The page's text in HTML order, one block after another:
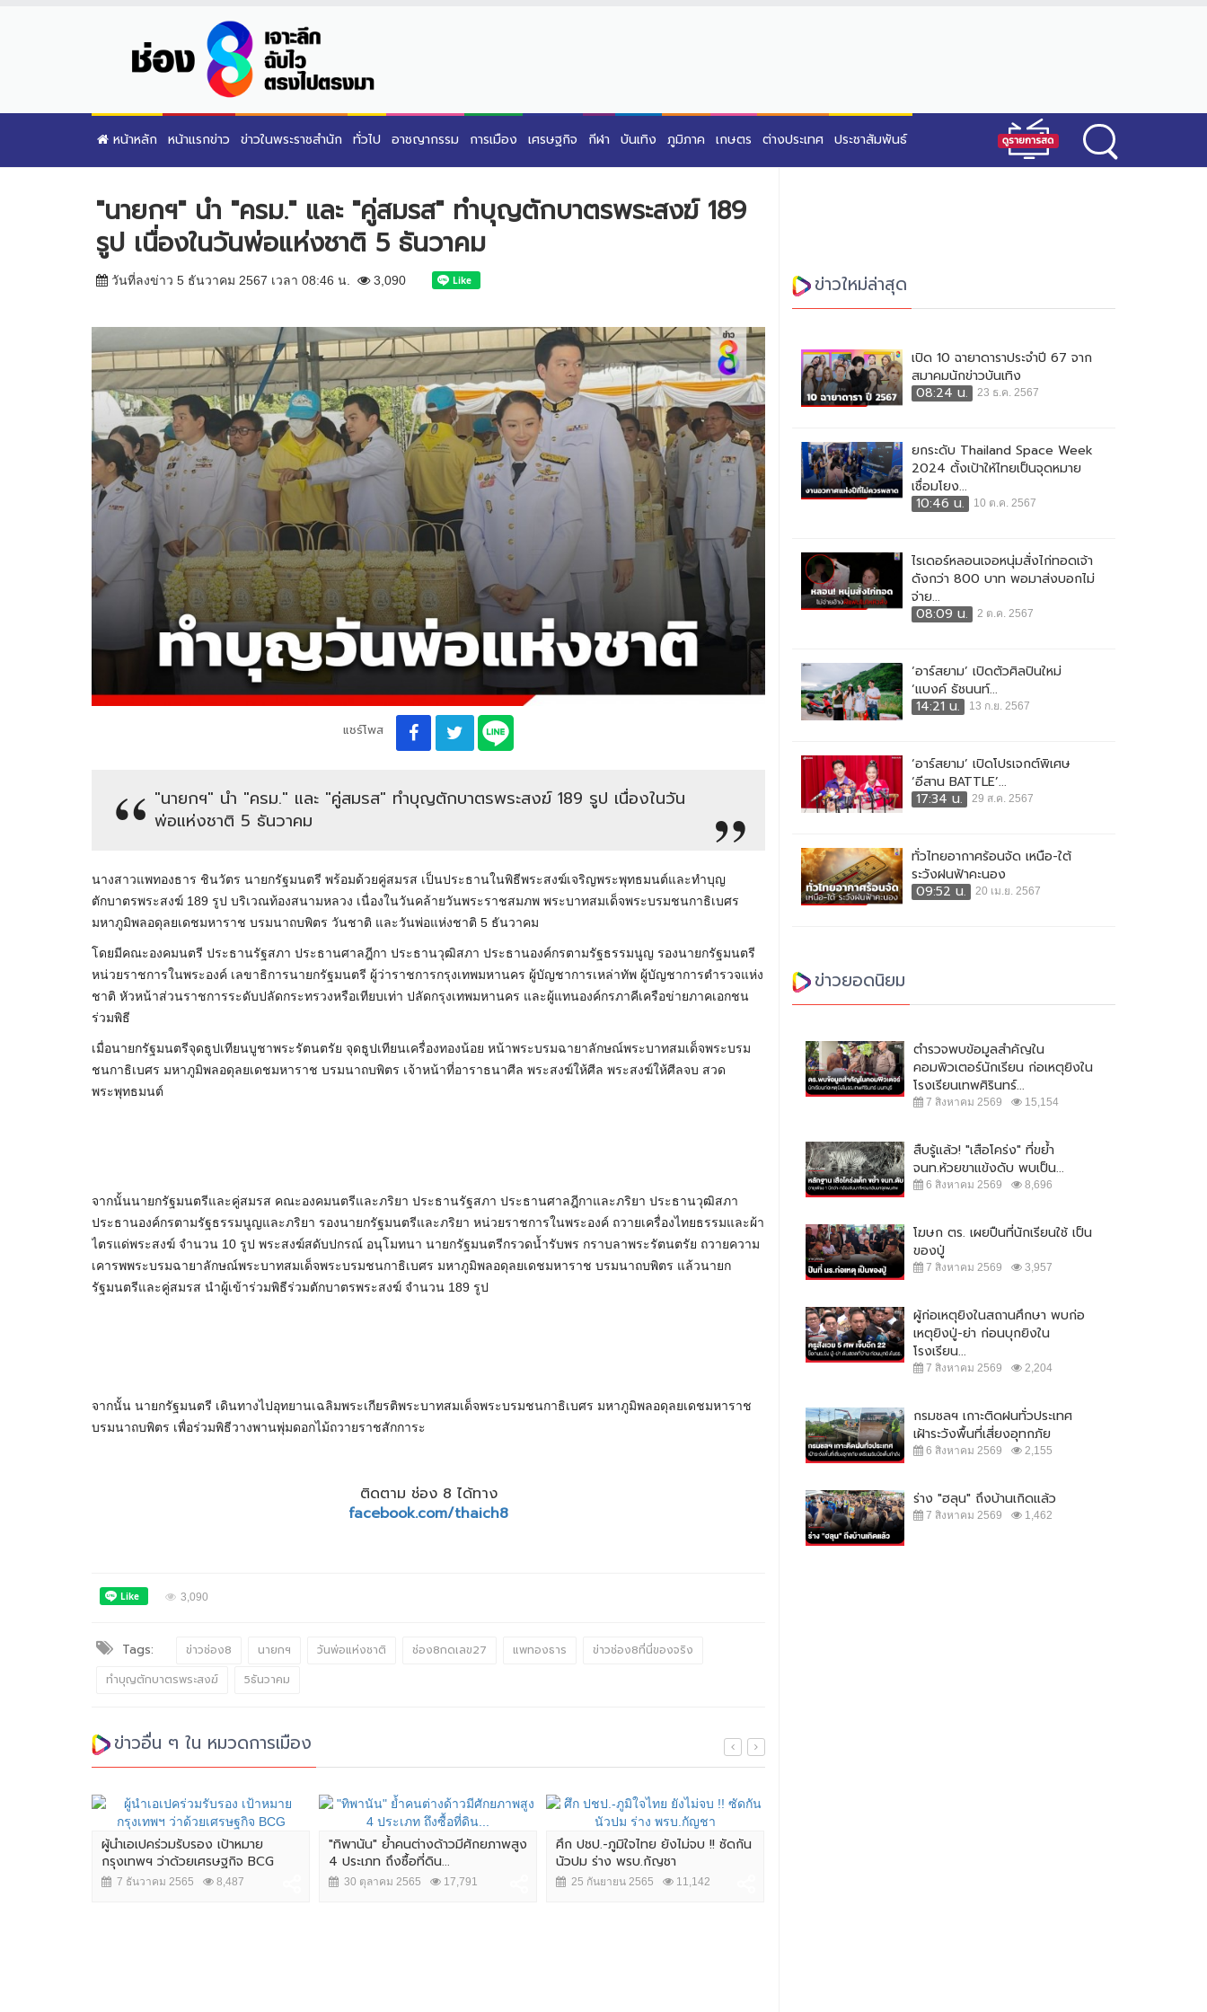
หน้าหลัก หน้าแรกข่าว ข่าวในพระราชสำนัก ทั่วไป อาชญากรรม การเมือง เศรษฐกิจ กีฬา บันเทิง ภูมิภาค เกษตร ต่างประเทศ ประชาสัมพันธ์
"นายกฯ" นำ "ครม." และ "คู่สมรส" ทำบุญตักบาตรพระสงฆ์ 189
รูป เนื่องในวันพ่อแห่งชาติ 5 ธันวาคม
วันที่ลงข่าว 5 ธันวาคม 2567 เวลา 08:46 น. 3,090
แชร์โพส
"นายกฯ" นำ "ครม." และ "คู่สมรส" ทำบุญตักบาตรพระสงฆ์ 189 รูป เนื่องในวัน
พ่อแห่งชาติ 5 ธันวาคม
นางสาวแพทองธาร ชินวัตร นายกรัฐมนตรี พร้อมด้วยคู่สมรส เป็นประธานในพิธีพระสงฆ์เจริญพระพุทธมนต์และทำบุญ
ตักบาตรพระสงฆ์ 189 รูป บริเวณท้องสนามหลวง เนื่องในวันคล้ายวันพระราชสมภพ พระบาทสมเด็จพระบรมชนกาธิเบศร
มหาภูมิพลอดุลยเดชมหาราช บรมนาถบพิตร วันชาติ และวันพ่อแห่งชาติ 5 ธันวาคม
โดยมีคณะองคมนตรี ประธานรัฐสภา ประธานศาลฎีกา ประธานวุฒิสภา ประธานองค์กรตามรัฐธรรมนูญ รองนายกรัฐมนตรี
หน่วยราชการในพระองค์ เลขาธิการนายกรัฐมนตรี ผู้ว่าราชการกรุงเทพมหานคร ผู้บัญชาการเหล่าทัพ ผู้บัญชาการตำรวจแห่ง
ชาติ หัวหน้าส่วนราชการระดับปลัดกระทรวงหรือเทียบเท่า ปลัดกรุงเทพมหานคร และผู้แทนองค์กรภาคีเครือข่ายภาคเอกชน
ร่วมพิธี
เมื่อนายกรัฐมนตรีจุดธูปเทียนบูชาพระรัตนตรัย จุดธูปเทียนเครื่องทองน้อย หน้าพระบรมฉายาลักษณ์พระบาทสมเด็จพระบรม
ชนกาธิเบศร มหาภูมิพลอดุลยเดชมหาราช บรมนาถบพิตร เจ้าหน้าที่อาราธนาศีล พระสงฆ์ให้ศีล พระสงฆ์ให้ศีลจบ สวด
พระพุทธมนต์
จากนั้นนายกรัฐมนตรีและคู่สมรส คณะองคมนตรีและภริยา ประธานรัฐสภา ประธานศาลฎีกาและภริยา ประธานวุฒิสภา
ประธานองค์กรตามรัฐธรรมนูญและภริยา รองนายกรัฐมนตรีและภริยา หน่วยราชการในพระองค์ ถวายเครื่องไทยธรรมและผ้า
ไตรแด่พระสงฆ์ จำนวน 10 รูป พระสงฆ์สดับปกรณ์ อนุโมทนา นายกรัฐมนตรีกรวดน้ำรับพร กราบลาพระรัตนตรัย ถวายความ
เคารพพระบรมฉายาลักษณ์พระบาทสมเด็จพระบรมชนกาธิเบศร มหาภูมิพลอดุลยเดชมหาราช บรมนาถบพิตร แล้วนายก
รัฐมนตรีและคู่สมรส นำผู้เข้าร่วมพิธีร่วมตักบาตรพระสงฆ์ จำนวน 189 รูป
จากนั้น นายกรัฐมนตรี เดินทางไปอุทยานเฉลิมพระเกียรติพระบาทสมเด็จพระบรมชนกาธิเบศร มหาภูมิพลอดุลยเดชมหาราช
บรมนาถบพิตร เพื่อร่วมพิธีวางพานพุ่มดอกไม้ถวายราชสักการะ
ติดตาม ช่อง 8 ได้ทาง
facebook.com/thaich8
3,090
Tags: ข่าวช่อง8 นายกฯ วันพ่อแห่งชาติ ช่อง8กดเลข27 แพทองธาร
ข่าวช่อง8ที่นี่ของจริง
ทำบุญตักบาตรพระสงฆ์
5ธันวาคม
ข่าวอื่น ๆ ใน หมวดการเมือง
ผู้นำเอเปคร่วมรับรอง เป้าหมาย
กรุงเทพฯ ว่าด้วยเศรษฐกิจ BCG
7 ธันวาคม 2565 8,487
"ทิพานัน" ย้ำคนต่างด้าวมีศักยภาพสูง
4 ประเภท ถึงซื้อที่ดิน...
30 ตุลาคม 2565 17,791
ศึก ปชป.-ภูมิใจไทย ยังไม่จบ !! ซัดกัน
นัวปม ร่าง พรบ.กัญชา
25 กันยายน 2565 11,142
ข่าวใหม่ล่าสุด
เปิด 10 ฉายาดาราประจำปี 67 จาก
สมาคมนักข่าวบันเทิง
08:24 น.
23 ธ.ค. 2567
ยกระดับ Thailand Space Week
2024 ตั้งเป้าให้ไทยเป็นจุดหมาย
เชื่อมโยง...
10:46 น.
10 ต.ค. 2567
ไรเดอร์หลอนเจอหนุ่มสั่งไก่ทอดเจ้า
ดังกว่า 800 บาท พอมาส่งบอกไม่
จ่าย...
08:09 น.
2 ต.ค. 2567
‘อาร์สยาม’ เปิดตัวศิลปินใหม่
‘แบงค์ ธัชนนท์...
14:21 น.
13 ก.ย. 2567
‘อาร์สยาม’ เปิดโปรเจกต์พิเศษ
‘อีสาน BATTLE’...
17:34 น.
29 ส.ค. 2567
ทั่วไทยอากาศร้อนจัด เหนือ-ใต้
ระวังฝนฟ้าคะนอง
09:52 น.
20 เม.ย. 2567
ข่าวยอดนิยม
ตำรวจพบข้อมูลสำคัญใน
คอมพิวเตอร์นักเรียน ก่อเหตุยิงใน
โรงเรียนเทพศิรินทร์...
7 สิงหาคม 2569 15,154
สืบรู้แล้ว! "เสือโคร่ง" ที่ขย้ำ
จนท.ห้วยขาแข้งดับ พบเป็น...
6 สิงหาคม 2569 8,696
โฆษก ตร. เผยปืนที่นักเรียนใช้ เป็น
ของปู่
7 สิงหาคม 2569 3,957
ผู้ก่อเหตุยิงในสถานศึกษา พบก่อ
เหตุยิงปู่-ย่า ก่อนบุกยิงใน
โรงเรียน...
7 สิงหาคม 2569 2,204
กรมชลฯ เกาะติดฝนทั่วประเทศ
เฝ้าระวังพื้นที่เสี่ยงอุทกภัย
6 สิงหาคม 2569 2,155
ร่าง "ฮลุน" ถึงบ้านเกิดแล้ว
7 สิงหาคม 2569 1,462